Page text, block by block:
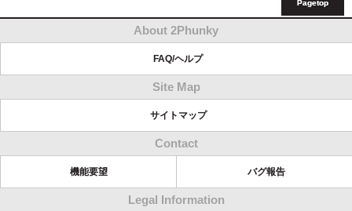
Pagetop
About 2Phunky
FAQ/ヘルプ
Site Map
サイトマップ
Contact
機能要望 バグ報告
Legal Information